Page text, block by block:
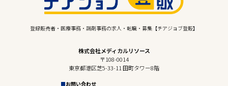
登録販売者・医療事務・調剤事務の求人・転職・募集【チアジョブ登販】
株式会社メディカルリソース
〒108-0014
東京都港区芝5-33-11 田町タワー8階
お問い合わせ